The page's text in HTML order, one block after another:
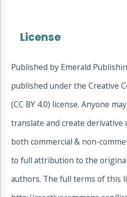
License
Published by Emerald
published under the Creative
(CC BY 4.0) license. Anyone
translate and create
both commercial & non-
to full attribution to the
authors. The full terms of this